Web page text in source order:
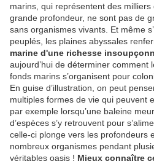
marins, qui représentent des
grande profondeur, ne sont pas de
sans organismes vivants. Et même
peuplés, les plaines abyssales
marine d'une richesse
aujourd’hui de déterminer comment
fonds marins s’organisent pour
En guise d’illustration, on peut
multiples formes de vie qui peuvent
par exemple lorsqu’une baleine
d’espèces s’y retrouvent pour
celle-ci plonge vers les profondeurs
nombreux organismes pendant
véritables oasis ! Mieux connaître